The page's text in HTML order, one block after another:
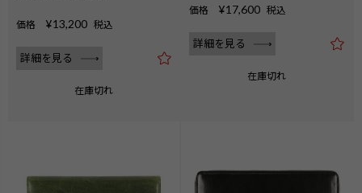
価格 ¥13,200 税込
詳細を見る
在庫切れ
価格 ¥17,600 税込
詳細を見る
在庫切れ